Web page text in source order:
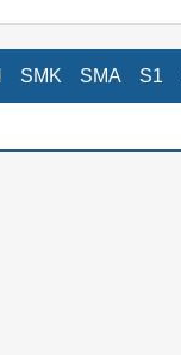
SMK SMA S1